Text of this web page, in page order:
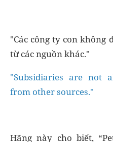
"Các công ty con không
từ các nguồn khác."
"Subsidiaries are not
from other sources."
Hãng này cho biết,